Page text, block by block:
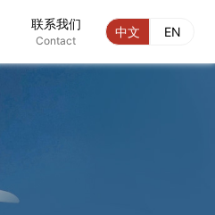
联系我们
Contact
中文 EN